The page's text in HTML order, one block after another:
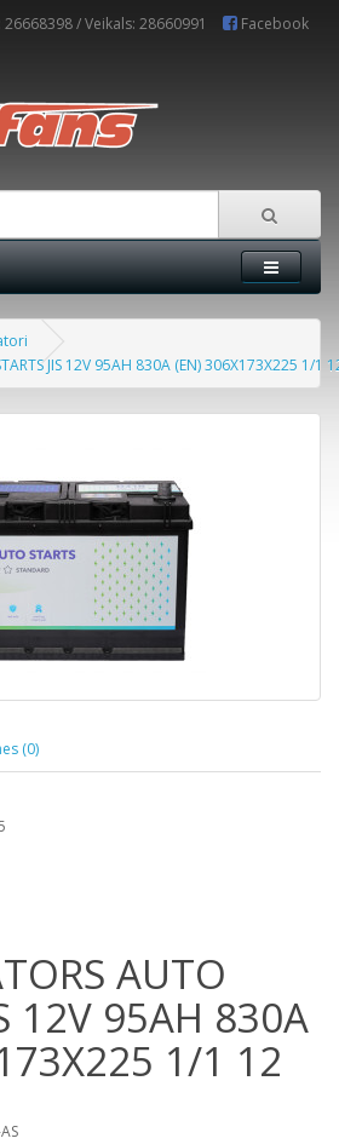
26668398 / Veikals: 28660991 Facebook
JIS 12V 95AH 830A (EN) 306X173X225 1/1
(0)
AUTO
12V 95AH 830A
1/1 12